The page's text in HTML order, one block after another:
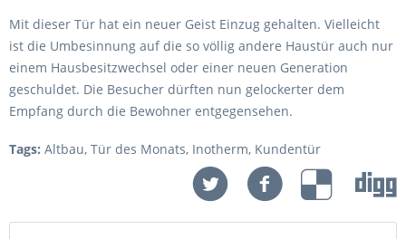
Mit dieser Tür hat ein neuer Geist Einzug gehalten. Vielleicht
ist die Umbesinnung auf die so völlig andere Haustür auch nur
einem Hausbesitzwechsel oder einer neuen Generation
geschuldet. Die Besucher dürften nun gelockerter dem
Empfang durch die Bewohner entgegensehen.
Tags: Altbau, Tür des Monats, Inotherm, Kundentür